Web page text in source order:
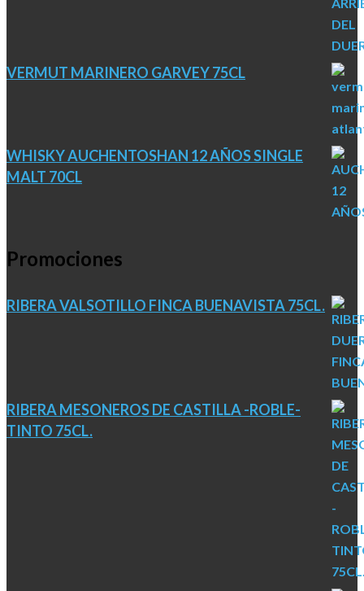
VERMUT MARINERO GARVEY 75CL
WHISKY AUCHENTOSHAN 12 AÑOS SINGLE
MALT 70CL
Promociones
RIBERA VALSOTILLO FINCA BUENAVISTA 75CL.
RIBERA MESONEROS DE CASTILLA -ROBLE-
TINTO 75CL.